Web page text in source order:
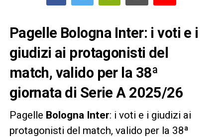
Pagelle Bologna Inter: i voti e i
giudizi ai protagonisti del
match, valido per la 38ª
giornata di Serie A 2025/26
Pagelle Bologna Inter: i voti e i giudizi ai
protagonisti del match, valido per la 38ª